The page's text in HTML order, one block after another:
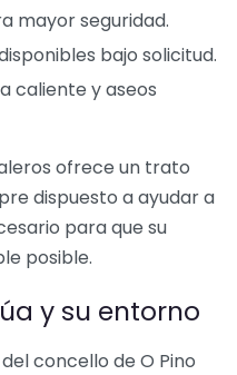
mayor seguridad.
bajo solicitud.
caliente y aseos
ofrece un trato
dispuesto a ayudar a
para que su
posible.
y su entorno
concello de O Pino